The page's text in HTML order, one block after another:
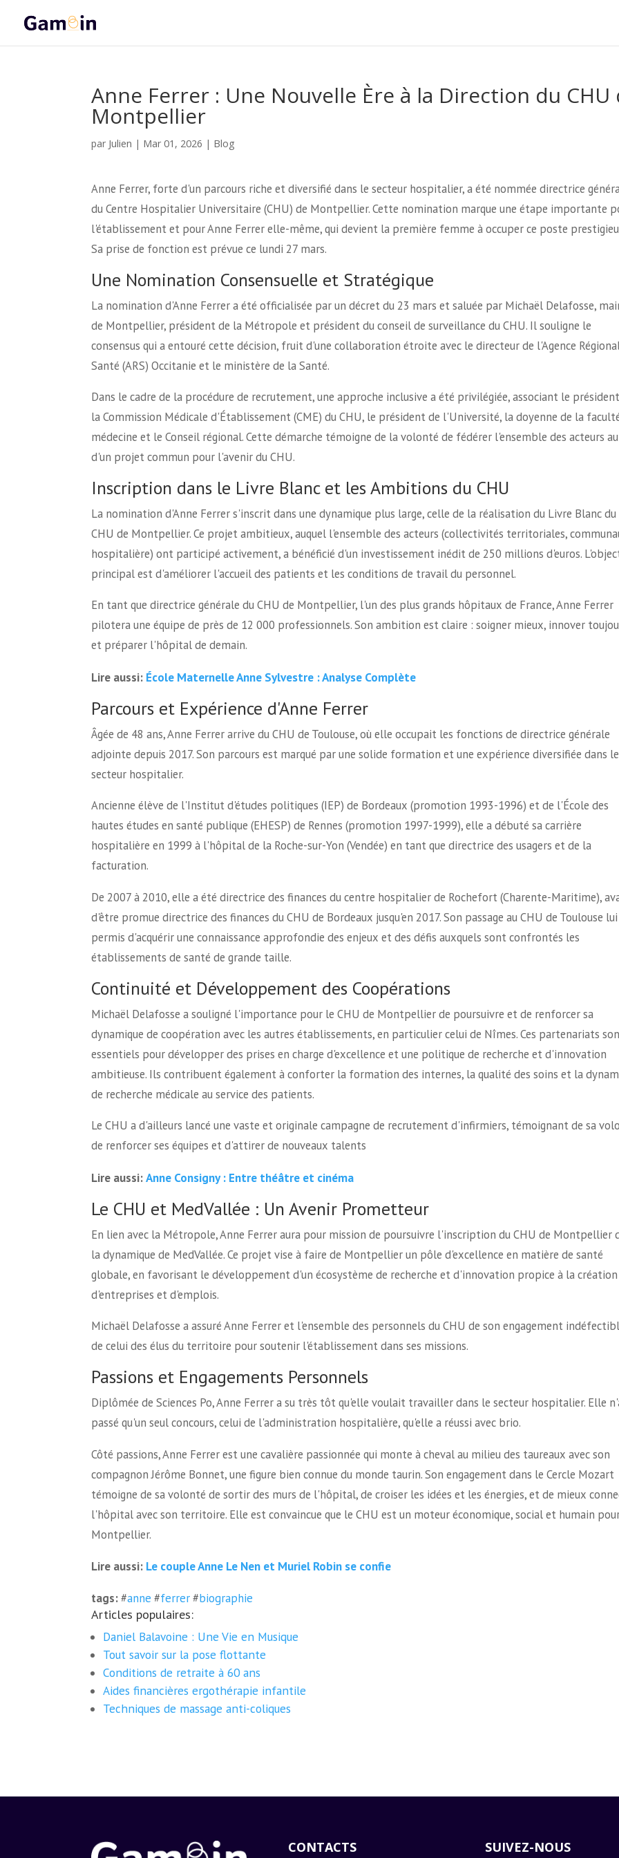
Anne Ferrer : Une Nouvelle Ère à la Direction du CHU
Montpellier
par Julien | Mar 01, 2026 | Blog
Anne Ferrer, forte d'un parcours riche et diversifié dans le secteur hospitalier, a été nommée directrice
du Centre Hospitalier Universitaire (CHU) de Montpellier. Cette nomination marque une étape importante
l'établissement et pour Anne Ferrer elle-même, qui devient la première femme à occuper ce poste
Sa prise de fonction est prévue ce lundi 27 mars.
Une Nomination Consensuelle et Stratégique
La nomination d'Anne Ferrer a été officialisée par un décret du 23 mars et saluée par Michaël Delafosse,
de Montpellier, président de la Métropole et président du conseil de surveillance du CHU. Il souligne le
consensus qui a entouré cette décision, fruit d'une collaboration étroite avec le directeur de l'Agence
Santé (ARS) Occitanie et le ministère de la Santé.
Dans le cadre de la procédure de recrutement, une approche inclusive a été privilégiée, associant le
la Commission Médicale d'Établissement (CME) du CHU, le président de l'Université, la doyenne de la
médecine et le Conseil régional. Cette démarche témoigne de la volonté de fédérer l'ensemble des acteurs
d'un projet commun pour l'avenir du CHU.
Inscription dans le Livre Blanc et les Ambitions du CHU
La nomination d'Anne Ferrer s'inscrit dans une dynamique plus large, celle de la réalisation du Livre Blanc du
CHU de Montpellier. Ce projet ambitieux, auquel l'ensemble des acteurs (collectivités territoriales,
hospitalière) ont participé activement, a bénéficié d'un investissement inédit de 250 millions d'euros.
principal est d'améliorer l'accueil des patients et les conditions de travail du personnel.
En tant que directrice générale du CHU de Montpellier, l'un des plus grands hôpitaux de France, Anne Ferrer
pilotera une équipe de près de 12 000 professionnels. Son ambition est claire : soigner mieux, innover
et préparer l'hôpital de demain.
Lire aussi: École Maternelle Anne Sylvestre : Analyse Complète
Parcours et Expérience d'Anne Ferrer
Âgée de 48 ans, Anne Ferrer arrive du CHU de Toulouse, où elle occupait les fonctions de directrice générale
adjointe depuis 2017. Son parcours est marqué par une solide formation et une expérience diversifiée dans le
secteur hospitalier.
Ancienne élève de l'Institut d'études politiques (IEP) de Bordeaux (promotion 1993-1996) et de l'École des
hautes études en santé publique (EHESP) de Rennes (promotion 1997-1999), elle a débuté sa carrière
hospitalière en 1999 à l'hôpital de la Roche-sur-Yon (Vendée) en tant que directrice des usagers et de la
facturation.
De 2007 à 2010, elle a été directrice des finances du centre hospitalier de Rochefort (Charente-Maritime),
d'être promue directrice des finances du CHU de Bordeaux jusqu'en 2017. Son passage au CHU de Toulouse
permis d'acquérir une connaissance approfondie des enjeux et des défis auxquels sont confrontés les
établissements de santé de grande taille.
Continuité et Développement des Coopérations
Michaël Delafosse a souligné l'importance pour le CHU de Montpellier de poursuivre et de renforcer sa
dynamique de coopération avec les autres établissements, en particulier celui de Nîmes. Ces partenariats
essentiels pour développer des prises en charge d'excellence et une politique de recherche et d'innovation
ambitieuse. Ils contribuent également à conforter la formation des internes, la qualité des soins et la
de recherche médicale au service des patients.
Le CHU a d'ailleurs lancé une vaste et originale campagne de recrutement d'infirmiers, témoignant de sa
de renforcer ses équipes et d'attirer de nouveaux talents
Lire aussi:Anne Consigny : Entre théâtre et cinéma
Le CHU et MedVallée : Un Avenir Prometteur
En lien avec la Métropole, Anne Ferrer aura pour mission de poursuivre l'inscription du CHU de Montpellier
la dynamique de MedVallée. Ce projet vise à faire de Montpellier un pôle d'excellence en matière de santé
globale, en favorisant le développement d'un écosystème de recherche et d'innovation propice à la création
d'entreprises et d'emplois.
Michaël Delafosse a assuré Anne Ferrer et l'ensemble des personnels du CHU de son engagement
de celui des élus du territoire pour soutenir l'établissement dans ses missions.
Passions et Engagements Personnels
Diplômée de Sciences Po, Anne Ferrer a su très tôt qu'elle voulait travailler dans le secteur hospitalier. Elle
passé qu'un seul concours, celui de l'administration hospitalière, qu'elle a réussi avec brio.
Côté passions, Anne Ferrer est une cavalière passionnée qui monte à cheval au milieu des taureaux avec son
compagnon Jérôme Bonnet, une figure bien connue du monde taurin. Son engagement dans le Cercle Mozart
témoigne de sa volonté de sortir des murs de l'hôpital, de croiser les idées et les énergies, et de mieux
l'hôpital avec son territoire. Elle est convaincue que le CHU est un moteur économique, social et humain
Montpellier.
Lire aussi: Le couple Anne Le Nen et Muriel Robin se confie
tags:#anne #ferrer#biographie
Articles populaires:
Daniel Balavoine : Une Vie en Musique
Tout savoir sur la pose flottante
Conditions de retraite à 60 ans
Aides financières ergothérapie infantile
Techniques de massage anti-coliques
CONTACTS SUIVEZ-NOUS